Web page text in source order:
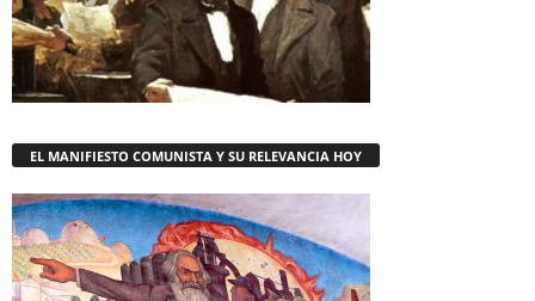
EL MANIFIESTO COMUNISTA Y SU RELEVANCIA HOY